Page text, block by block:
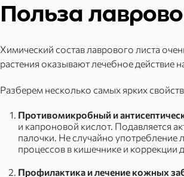
Польза
Химический состав лаврового листа
растения оказывают лечебное действие
Разберем несколько самых ярких
Противомикробный и
и капроновой кислот. Подавляется
палочки. Не случайно употребление
процессов в кишечнике и коррекции
Профилактика и лечение кожных